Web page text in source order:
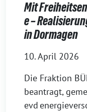
Mit
e –
in Dormagen
10. April 2026
Die Fraktion
beantragt,
evd